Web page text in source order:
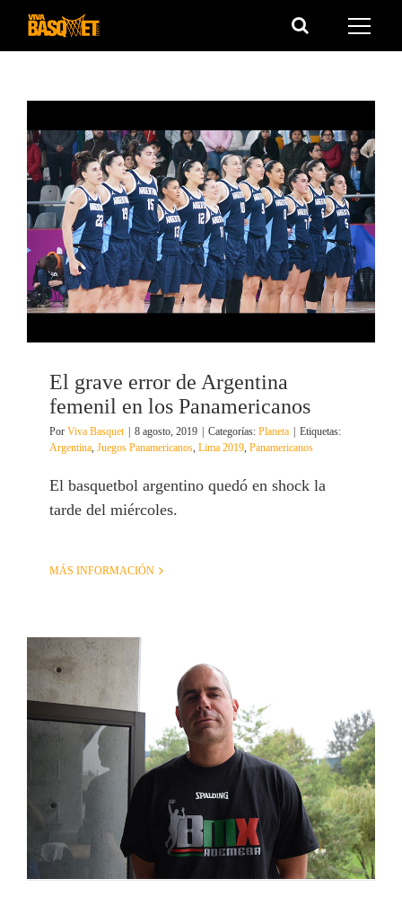
Saltar
El grave error de Argentina
femenil en los Panamericanos
Por Viva Basquet 8 agosto, 2019 Categorías: Planeta
Etiquetas:
Argentina, Juegos Panamericanos, Lima 2019, Panamericanos
El basquetbol argentino quedó en shock la
tarde del miércoles.
MÁS INFORMACIÓN